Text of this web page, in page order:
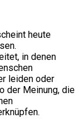
heute
in denen
leiden oder
der Meinung, die